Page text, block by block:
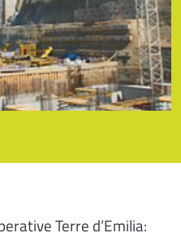
Terre d’Emilia: